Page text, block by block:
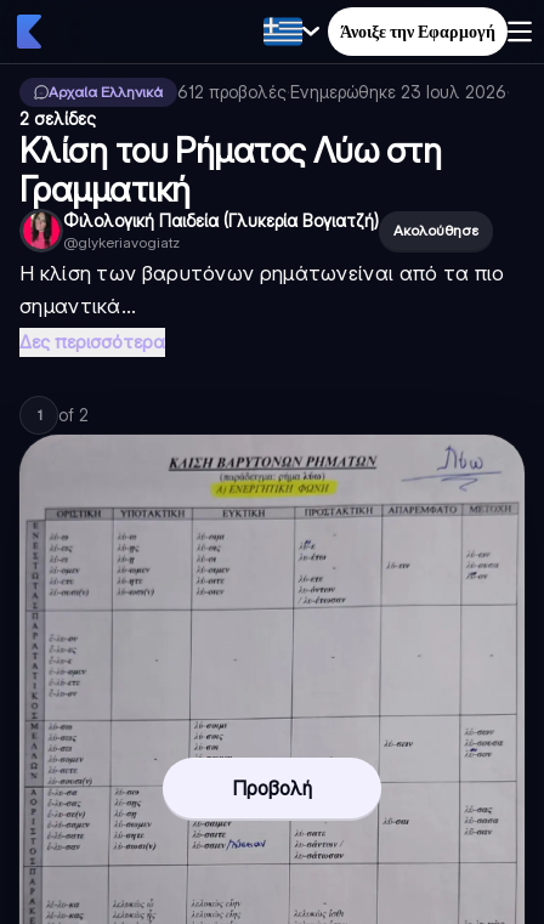
Άνοιξε την Εφαρμογή
Αρχαία Ελληνικά 612 προβολές·Ενημερώθηκε 23 Ιουλ 2026·
2 σελίδες
Κλίση του Ρήματος Λύω στη
Γραμματική
Φιλολογική Παιδεία (Γλυκερία Βογιατζή)
@glykeriavogiatz
Ακολούθησε
Η κλίση των βαρυτόνων ρημάτωνείναι από τα πιο
σημαντικά...
Δες περισσότερα
1 of 2
Προβολή